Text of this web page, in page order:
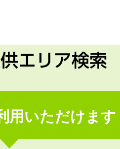
エリア検索
用いただけます